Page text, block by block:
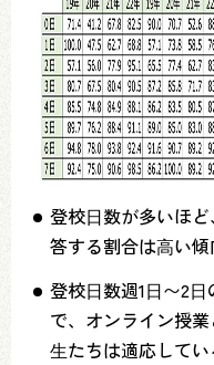
登校⽇数が多いほ
答する割合は⾼い傾
登校⽇数週1⽇〜2
で、オンライン授
⽣たちは適応してい